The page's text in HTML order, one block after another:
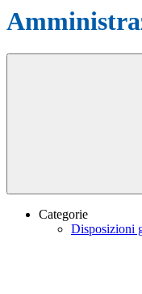
Categorie
Disposizioni